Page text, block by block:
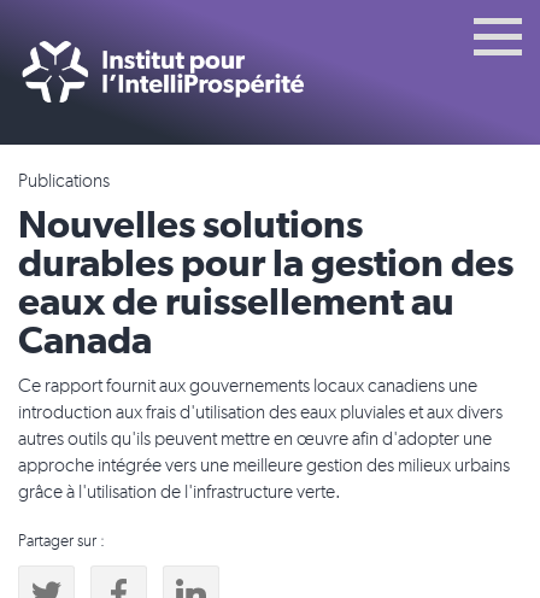
Publications
Nouvelles solutions
durables pour la gestion des
eaux de ruissellement au
Canada
Ce rapport fournit aux gouvernements locaux canadiens une
introduction aux frais d'utilisation des eaux pluviales et aux divers
autres outils qu'ils peuvent mettre en œuvre afin d'adopter une
approche intégrée vers une meilleure gestion des milieux urbains
grâce à l'utilisation de l'infrastructure verte.
Partager sur :